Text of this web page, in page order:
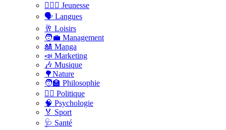
🤸🏽‍♀️ Jeunesse
🗣 Langues
🥂 Loisirs
🧑‍💼 Management
🎎 Manga
📣 Marketing
🎶 Musique
🌳Nature
🧑‍🏫 Philosophie
👨‍⚖️ Politique
🧠 Psychologie
🏅 Sport
🩺 Santé